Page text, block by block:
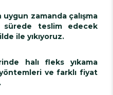
uygun zamanda çalışma
sürede teslim edecek
ile yıkıyoruz.
halı fleks yıkama
yöntemleri ve farklı fiyat